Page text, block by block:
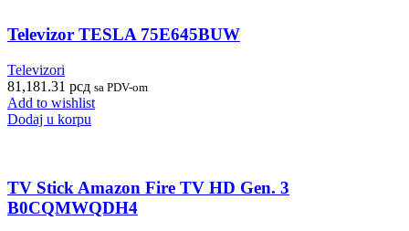
Televizor TESLA 75E645BUW
Televizori
81,181.31 рсд sa PDV-om
Add to wishlist
Dodaj u korpu
TV Stick Amazon Fire TV HD Gen. 3
B0CQMWQDH4